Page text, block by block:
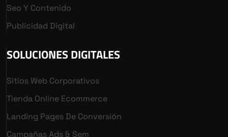
Seo Y Contenido
Publicidad Digital
SOLUCIONES DIGITALES
Sitios Web Corporativos
Tienda Online Ecommerce
Landing Pages De Conversión
Campañas Ads & Sem